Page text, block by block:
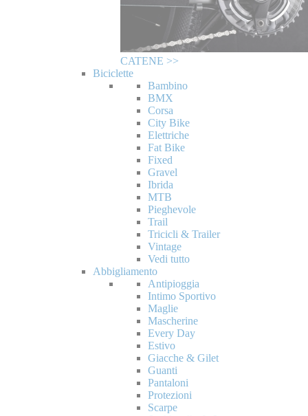
CATENE >>
Biciclette
Bambino
BMX
Corsa
City Bike
Elettriche
Fat Bike
Fixed
Gravel
Ibrida
MTB
Pieghevole
Trail
Tricicli & Trailer
Vintage
Vedi tutto
Abbigliamento
Antipioggia
Intimo Sportivo
Maglie
Mascherine
Every Day
Estivo
Giacche & Gilet
Guanti
Pantaloni
Protezioni
Scarpe